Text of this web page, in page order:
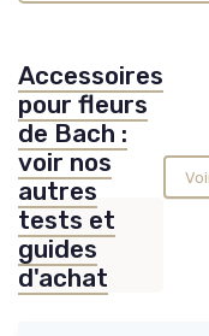
Accessoires
pour fleurs
de Bach :
voir nos
autres
tests et
guides
d'achat